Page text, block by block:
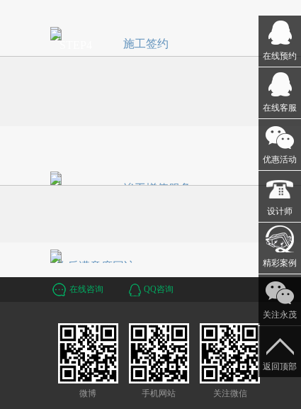
施工签约
STEP4 竣工增值服务
备《新居用户手册》、《售后保修卡》
和隐蔽工程光盘全套新居入住资料。
饰后满意度回访
统帅装饰客服人员，在竣工后会对客户
建议，督促落实改进措施，提高公司的
服务水平。
在线咨询 QQ咨询
微博
手机网站 关注微信
在线预约
在线客服
优惠活动
设计师
精彩案例
关注永茂
返回顶部